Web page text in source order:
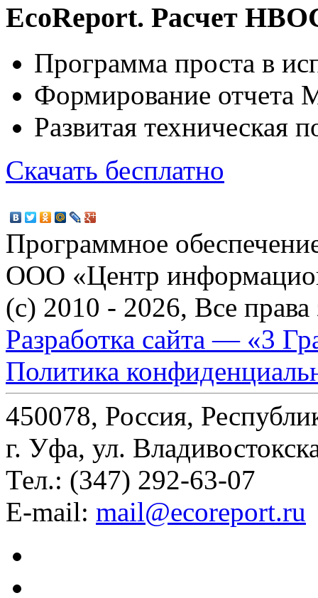
EcoReport. Расчет
Программа проста в
Формирование отчета
Развитая техническая
Скачать бесплатно
Программное
ООО «Центр
(c) 2010 - 2026, Все
Разработка сайта — «3
Политика
450078, Россия,
г. Уфа, ул.
Тел.: (347) 292-63-07
E-mail: mail@ecoreport.ru